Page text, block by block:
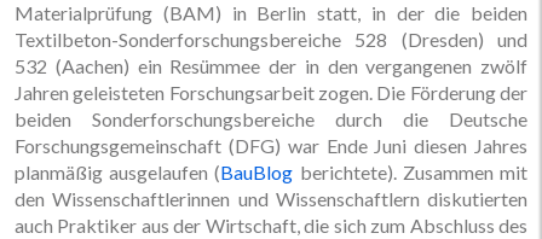
Materialprüfung (BAM) in Berlin statt, in der die beiden
Textilbeton-Sonderforschungsbereiche 528 (Dresden) und
532 (Aachen) ein Resümmee der in den vergangenen zwölf
Jahren geleisteten Forschungsarbeit zogen. Die Förderung der
beiden Sonderforschungsbereiche durch die Deutsche
Forschungsgemeinschaft (DFG) war Ende Juni diesen Jahres
planmäßig ausgelaufen (BauBlog berichtete). Zusammen mit
den Wissenschaftlerinnen und Wissenschaftlern diskutierten
auch Praktiker aus der Wirtschaft, die sich zum Abschluss des